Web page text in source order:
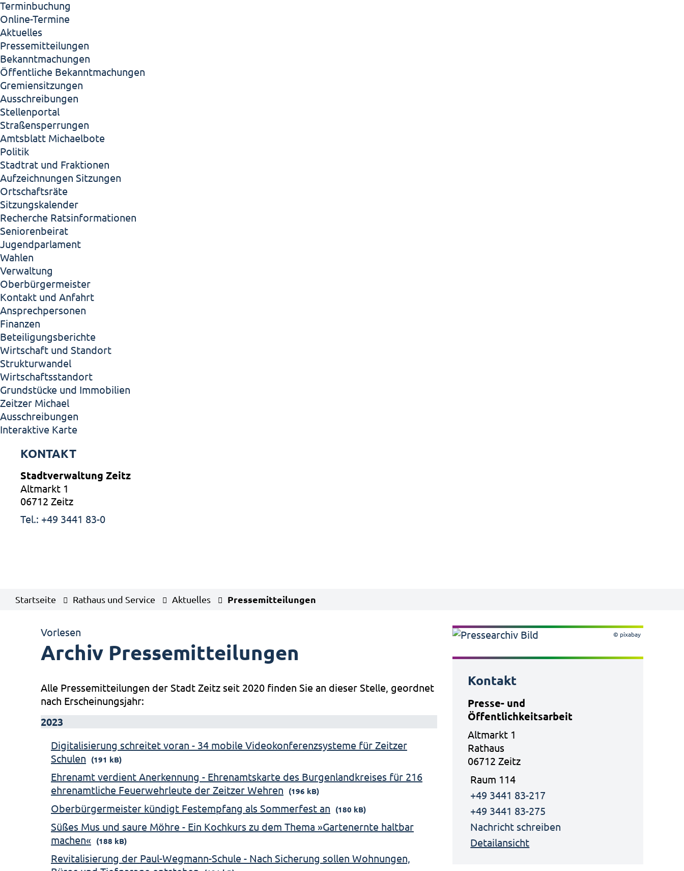
Terminbuchung
Online-Termine
Aktuelles
Pressemitteilungen
Bekanntmachungen
Öffentliche Bekanntmachungen
Gremiensitzungen
Ausschreibungen
Stellenportal
Straßensperrungen
Amtsblatt Michaelbote
Politik
Stadtrat und Fraktionen
Aufzeichnungen Sitzungen
Ortschaftsräte
Sitzungskalender
Recherche Ratsinformationen
Seniorenbeirat
Jugendparlament
Wahlen
Verwaltung
Oberbürgermeister
Kontakt und Anfahrt
Ansprechpersonen
Finanzen
Beteiligungsberichte
Wirtschaft und Standort
Strukturwandel
Wirtschaftsstandort
Grundstücke und Immobilien
Zeitzer Michael
Ausschreibungen
Interaktive Karte
KONTAKT
Stadtverwaltung Zeitz
Altmarkt 1
06712 Zeitz
Tel.: +49 3441 83-0
Startseite Rathaus und Service Aktuelles Pressemitteilungen
Vorlesen
Archiv Pressemitteilungen
Alle Pressemitteilungen der Stadt Zeitz seit 2020 finden Sie an dieser Stelle, geordnet
nach Erscheinungsjahr:
2023
Digitalisierung schreitet voran - 34 mobile Videokonferenzsysteme für Zeitzer
Schulen (191 kB)
Ehrenamt verdient Anerkennung - Ehrenamtskarte des Burgenlandkreises für 216
ehrenamtliche Feuerwehrleute der Zeitzer Wehren (196 kB)
Oberbürgermeister kündigt Festempfang als Sommerfest an (180 kB)
Süßes Mus und saure Möhre - Ein Kochkurs zu dem Thema »Gartenernte haltbar
machen« (188 kB)
Revitalisierung der Paul-Wegmann-Schule - Nach Sicherung sollen Wohnungen,
© pixabay
Kontakt
Presse- und
Öffentlichkeitsarbeit
Altmarkt 1
Rathaus
06712 Zeitz
Raum 114
+49 3441 83-217
+49 3441 83-275
Nachricht schreiben
Detailansicht